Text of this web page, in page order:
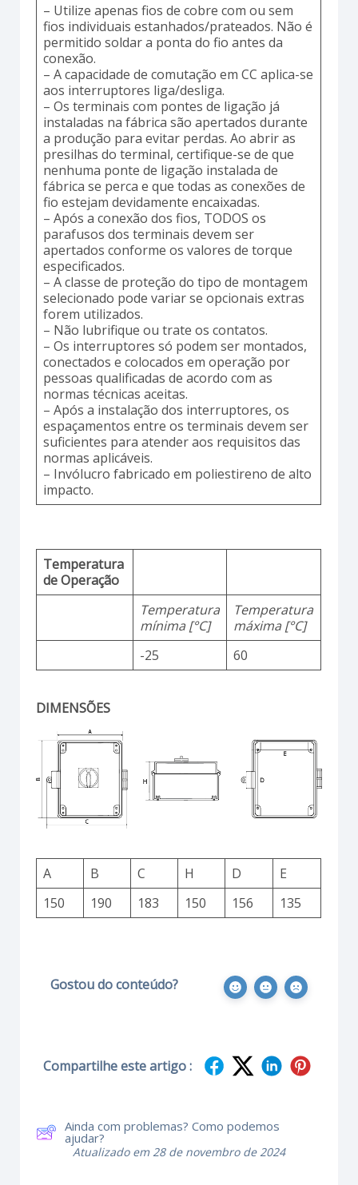
– Utilize apenas fios de cobre com ou sem
fios individuais estanhados/prateados. Não é
permitido soldar a ponta do fio antes da
conexão.
– A capacidade de comutação em CC aplica-se
aos interruptores liga/desliga.
– Os terminais com pontes de ligação já
instaladas na fábrica são apertados durante
a produção para evitar perdas. Ao abrir as
presilhas do terminal, certifique-se de que
nenhuma ponte de ligação instalada de
fábrica se perca e que todas as conexões de
fio estejam devidamente encaixadas.
– Após a conexão dos fios, TODOS os
parafusos dos terminais devem ser
apertados conforme os valores de torque
especificados.
– A classe de proteção do tipo de montagem
selecionado pode variar se opcionais extras
forem utilizados.
– Não lubrifique ou trate os contatos.
– Os interruptores só podem ser montados,
conectados e colocados em operação por
pessoas qualificadas de acordo com as
normas técnicas aceitas.
– Após a instalação dos interruptores, os
espaçamentos entre os terminais devem ser
suficientes para atender aos requisitos das
normas aplicáveis.
– Invólucro fabricado em poliestireno de alto
impacto.
Temperatura
de Operação
Temperatura
mínima [°C]
Temperatura
máxima [°C]
-25
60
DIMENSÕES
A B C H D
E
150
190 183 150 156 135
Gostou do conteúdo?
Compartilhe este artigo :
Ainda com problemas? Como podemos
ajudar?
Atualizado em 28 de novembro de 2024